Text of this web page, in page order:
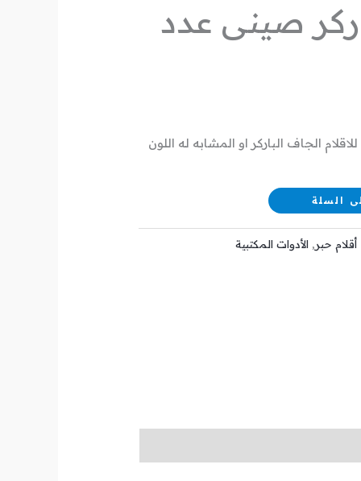
صينى عدد
الجاف الباركر او المشابه له اللون
السلة
أقلام حبر, الأدوات المكتبية